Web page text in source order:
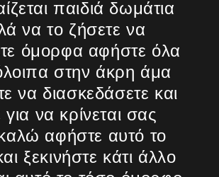
παιδιά δωμάτια
να το ζήσετε να
όμορφα αφήστε όλα
στην άκρη άμα
να διασκεδάσετε και
να κρίνεται σας
αφήστε αυτό το
ξεκινήστε κάτι άλλο